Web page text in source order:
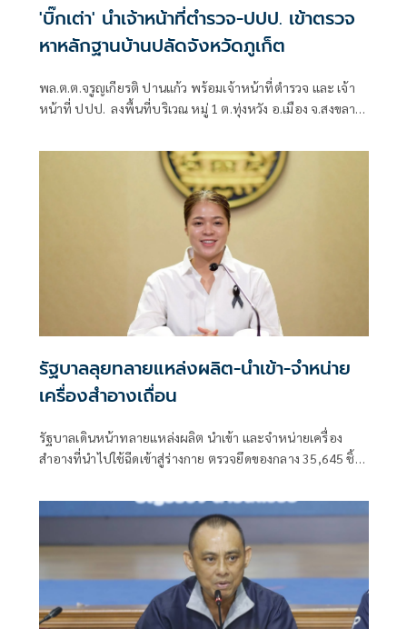
'บิ๊กเต่า' นำเจ้าหน้าที่ตำรวจ-ปปป. เข้าตรวจ
หาหลักฐานบ้านปลัดจังหวัดภูเก็ต
พล.ต.ต.จรูญเกียรติ ปานแก้ว พร้อมเจ้าหน้าที่ตำรวจ และ เจ้า
หน้าที่ ปปป. ลงพื้นที่บริเวณ หมู่ 1 ต.ทุ่งหวัง อ.เมือง จ.สงขลา
ภูเก็ต เพื่อหาหลักฐานเพิ่มเติม
รัฐบาลลุยทลายแหล่งผลิต-นำเข้า-จำหน่าย
เครื่องสำอางเถื่อน
รัฐบาลเดินหน้าทลายแหล่งผลิต นำเข้า และจำหน่ายเครื่อง
สำอางที่นำไปใช้ฉีดเข้าสู่ร่างกาย ตรวจยึดของกลาง 35,645 ชิ้น